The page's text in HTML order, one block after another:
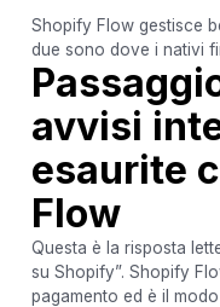
Shopify Flow gestisce
due sono dove i nativi
avvisi
esaurite
Flow
Questa è la risposta
su Shopify”. Shopify
pagamento ed è il